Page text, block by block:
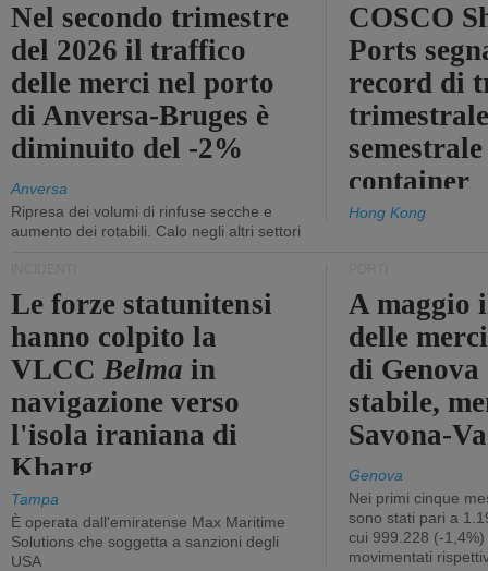
Nel secondo trimestre
del 2026 il traffico
delle merci nel porto
di Anversa-Bruges è
diminuito del -2%
Anversa
Ripresa dei volumi di rinfuse secche e
aumento dei rotabili. Calo negli altri settori
COSCO
Ports
record di
container
Hong Kong
Le forze statunitensi
hanno colpito la
VLCCBelma in
navigazione verso
l'isola iraniana di
Kharg
Tampa
È operata dall'emiratense Max Maritime
Solutions che soggetta a sanzioni degli
USA
A maggio
delle
di
stabile,
Savona-
Genova
Nei primi cinque
sono stati pari a
cui 999.228 (-
movimentati